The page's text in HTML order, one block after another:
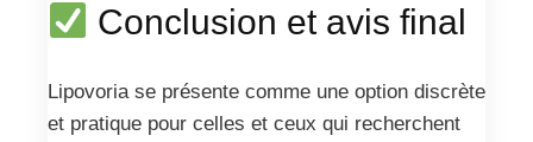
Conclusion et avis final
Lipovoria se présente comme une option discrète
et pratique pour celles et ceux qui recherchent